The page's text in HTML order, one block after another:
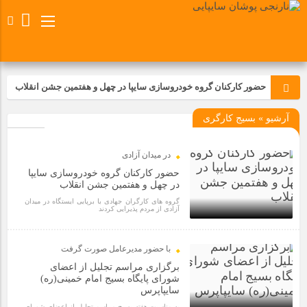
حضور کارکنان گروه خودروسازی سایپا در چهل و هفتمین جشن انقلاب
تجدید بیعت کارکنان شرکت پارس خودرو با آرمان های رهبر کبیر و فقید
مسابقات ورزشی در مگاموتوربا استقبال کارکنان برگزار شد
مراسم عزاداری و ذکرمصیبت سالروز شهادت امام محمدتقی(ع) در
شرکت زامیاد
تجربه‌ای میدانی از صنعت برای دانش‌آموزان فنی‌وحرفه‌ای؛ بازدید
دانش‌آموزان از خطوط تولید مگاموتور
آرشیو » بسیج کارگری
5 ماه قبل
در میدان آزادی
حضور کارکنان گروه خودروسازی سایپا
در چهل و هفتمین جشن انقلاب
گروه های کارگران جهادی با برپایی ایستگاه در میدان
آزادی از مردم پذیرایی کردند
با حضور مدیرعامل صورت گرفت
برگزاری مراسم تجلیل از اعضای
شورای پایگاه بسیج امام خمینی(ره)
سایپاپرس